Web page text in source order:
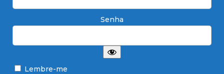
Senha
Lembre-me